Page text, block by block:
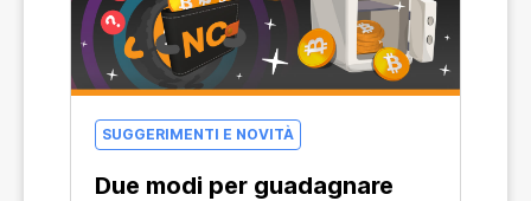
SUGGERIMENTI E NOVITÀ
Due modi per guadagnare